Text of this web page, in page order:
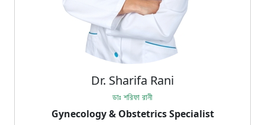
Dr. Sharifa Rani
ডাঃ শরিফা রানী
Gynecology & Obstetrics Specialist